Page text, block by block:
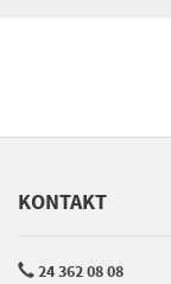
KONTAKT
24 362 08 08